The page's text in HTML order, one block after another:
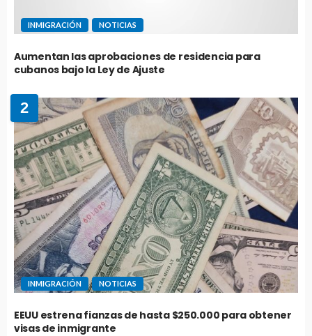
INMIGRACIÓN NOTICIAS
Aumentan las aprobaciones de residencia para
cubanos bajo la Ley de Ajuste
2
INMIGRACIÓN NOTICIAS
EEUU estrena fianzas de hasta $250.000 para obtener
visas de inmigrante